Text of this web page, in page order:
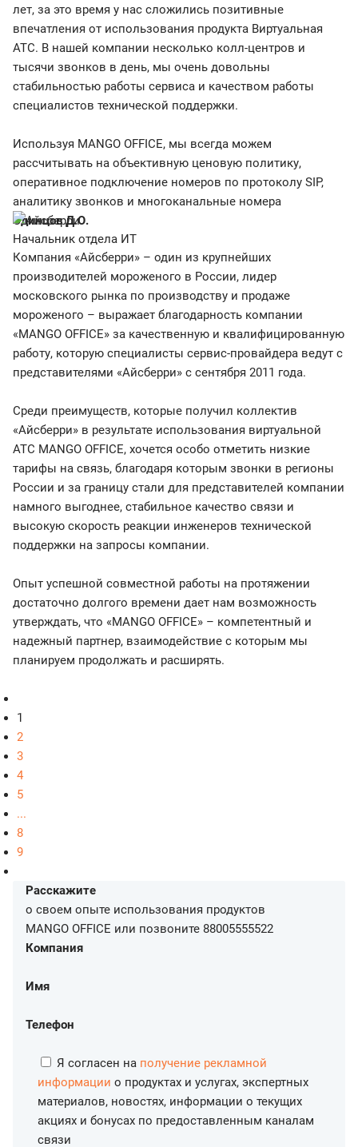
лет, за это время у нас сложились позитивные
впечатления от использования продукта Виртуальная
АТС. В нашей компании несколько колл-центров и
тысячи звонков в день, мы очень довольны
стабильностью работы сервиса и качеством работы
специалистов технической поддержки.
Используя MANGO OFFICE, мы всегда можем
рассчитывать на объективную ценовую политику,
оперативное подключение номеров по протоколу SIP,
аналитику звонков и многоканальные номера
Одинцов Д.О.
Начальник отдела ИТ
Компания «Айсберри» – один из крупнейших
производителей мороженого в России, лидер
московского рынка по производству и продаже
мороженого – выражает благодарность компании
«MANGO OFFICE» за качественную и квалифицированную
работу, которую специалисты сервис-провайдера ведут с
представителями «Айсберри» с сентября 2011 года.
Среди преимуществ, которые получил коллектив
«Айсберри» в результате использования виртуальной
АТС MANGO OFFICE, хочется особо отметить низкие
тарифы на связь, благодаря которым звонки в регионы
России и за границу стали для представителей компании
намного выгоднее, стабильное качество связи и
высокую скорость реакции инженеров технической
поддержки на запросы компании.
Опыт успешной совместной работы на протяжении
достаточно долгого времени дает нам возможность
утверждать, что «MANGO OFFICE» – компетентный и
надежный партнер, взаимодействие с которым мы
планируем продолжать и расширять.
1
2
3
4
5
...
8
9
Расскажите
о своем опыте использования продуктов
MANGO OFFICE или позвоните 88005555522
Компания
Имя
Телефон
Я согласен на получение рекламной
информации о продуктах и услугах, экспертных
материалов, новостях, информации о текущих
акциях и бонусах по предоставленным каналам
связи